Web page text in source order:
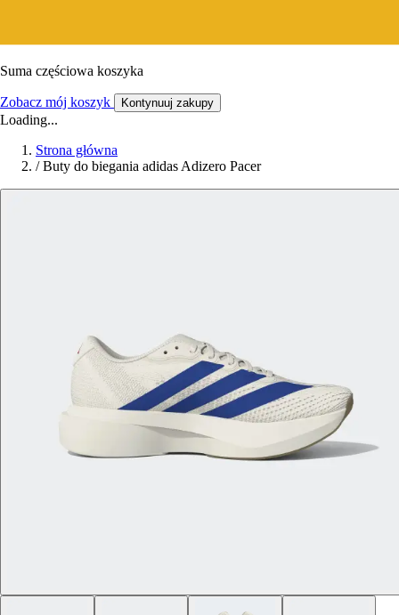
Suma częściowa koszyka
Zobacz mój koszyk Kontynuuj zakupy
Loading...
Strona główna
/ Buty do biegania adidas Adizero Pacer